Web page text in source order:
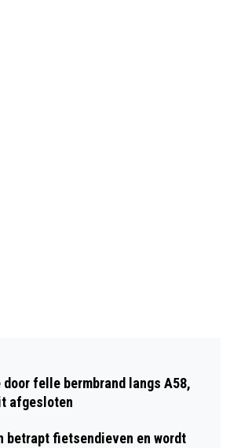
OMGEKOMEN BIJ
A59
II TOCH WELKOM BIJ
IN VOLENDAM
door felle bermbrand langs A58,
afgesloten
betrapt fietsendieven en wordt